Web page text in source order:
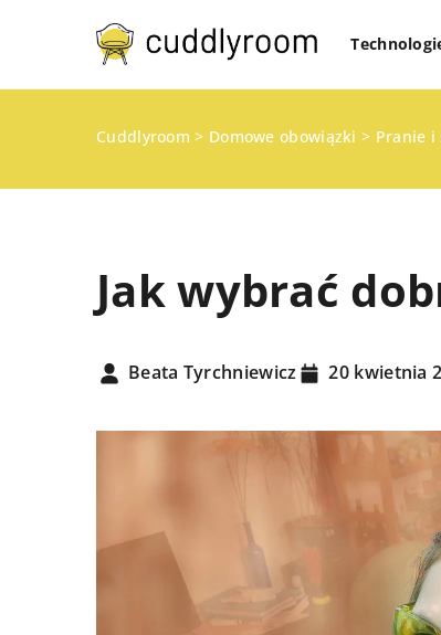
Cuddlyroom > Domowe obowiązki > Pranie i
Jak wybrać
Beata Tyrchniewicz 20 kwietnia
PRZESTRZENI